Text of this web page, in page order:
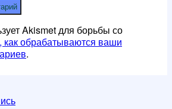
Akismet для борьбы со
как обрабатываются ваши
.